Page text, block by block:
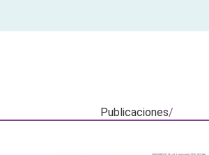
Publicaciones/